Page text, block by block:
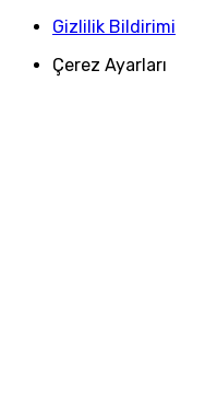
Gizlilik Bildirimi
Çerez Ayarları